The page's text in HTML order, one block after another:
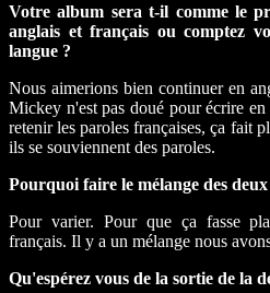
Votre album sera t-il comme le
anglais et français ou comptez
langue ?
Nous aimerions bien continuer en
Mickey n'est pas doué pour écrire
retenir les paroles françaises, ça fait
ils se souviennent des paroles.
Pourquoi faire le mélange des deux
Pour varier. Pour que ça fasse
français. Il y a un mélange nous
Qu'espérez vous de la sortie de la